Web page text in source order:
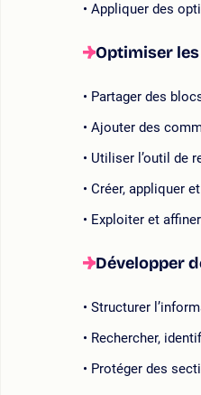
Appliquer des
Optimiser
Partager des
Ajouter des
Utiliser l’outil de
Créer, appliquer
Exploiter et
Développer
Structurer
Rechercher,
Protéger des